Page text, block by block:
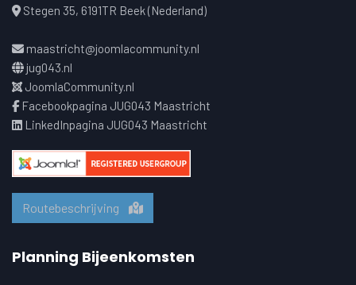
Stegen 35, 6191TR Beek (Nederland)
maastricht@joomlacommunity.nl
jug043.nl
JoomlaCommunity.nl
Facebookpagina JUG043 Maastricht
LinkedInpagina JUG043 Maastricht
Routebeschrijving
Planning Bijeenkomsten